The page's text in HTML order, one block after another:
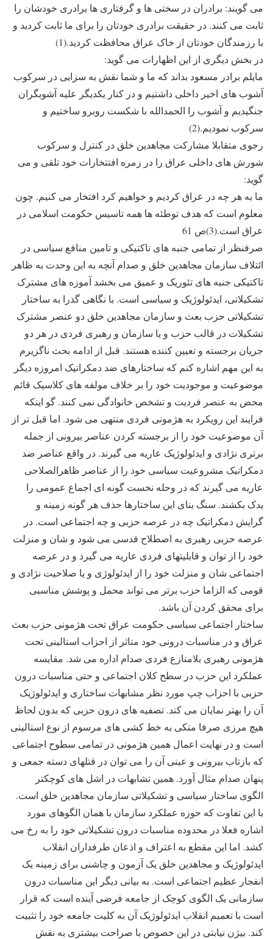
می گویند: برادران در سختی ها و گرفتاری ها برادری خودشان را
ثابت می کنند. در حقیقت برادری خودتان را برای ما ثابت کردید و
با رزمندگان خودتان از خاک عراق محافظت کردید.(1)
در بخش دیگری از این اظهارات می گوید:
مایلم برادر مسعود بداند که ما و شما نقش به سزایی در سرکوب
آشوب های اخیر داخلی داشتیم و در کنار یکدیگر علیه آشوبگران
جنگیدیم و آشوب را الحمدالله با شکست روبرو ساختیم و
سرکوب نمودیم.(2)
رجوی متقابلا مشارکت مجاهدین خلق در کنترل و سرکوب
شورش های داخلی عراق را در زمره افتتخارات خود تلقی و می
گوید:
ما به هر چه در عراق کردیم و خواهیم کرد افتخار می کنیم. چون
معلوم است که هدف توطئه ها همه تاسیس حکومت اسلامی در
عراق است.(3)ص 61
صرفنظر از تمامی جنبه های تاکتیکی و تامین منافع سیاسی در
ائتلاف سازمان مجاهدین خلق و صدام آنچه به این وحدت به ظاهر
تاکتیکی جنبه های تئوریک و عمیق می بخشد آموزه های مشترک
تشکیلاتی، ایدئولوژیک و سیاسی است. با نگاهی گذرا به ساختار
تشکیلاتی حزب بعث و سازمان مجاهدین خلق دو عنصر مشترک
تشکیلات در قالب حزب و یا سازمان و رهبری فردی در هر دو
جریان برجسته و تعیین کننده هستند. قبل از ادامه بحث ناگزیرم
به این مهم اشاره کنم که ساختارهای ضد دمکراتیک امروزه دیگر
موضوعیت و موجودیت خود را بر خلاف مولفه های کلاسیک قائم
محض به عنصر فردیت و تشخص خانوادگی نمی کنند. گو اینکه
فرایند این رویکرد به هژمونی فردی منتهی می شود. اما قبل تر از
آن موضوعیت خود را از برجسته کردن عناصر بیرونی از جمله
برتری نژادی و ایدئولوژیک عاریه می گیرند. در واقع عناصر ضد
دمکراتیک مشروعیت سیاسی خود را از عناصر ظاهرالصلاحی
عاریه می گیرند که در وحله نخست گونه ای اجماع عمومی را
یدک بکشند. سنگ بنای این ساختارها حذف هر گونه زمینه و
گرایش دمکراتیک چه در عرصه حزبی و چه اجتماعی است. در
عرصه حزبی رهبری به اصطلاح قدسی می شود و شان و منزلت
خود را از توان و قابلیتهای فردی عاریه می گیرد و در عرصه
اجتماعی شان و منزلت خود را از ایدئولوژی و یا صلاحیت نژادی و
قومی که الزاما حزب برتر می تواند محمل و پوشش مناسبی
برای محقق کردن آن باشد.
ساختار اجتماعی سیاسی حکومت عراق تحت هژمونی حزب بعث
عراق و در مناسبات درونی خود متاثر از احزاب استالینی تحت
هژمونی رهبری بلامنازع فردی صدام اداره می شد. مقایسه
عملکرد این حزب در سطح کلان اجتماعی و حتی مناسبات درون
حزبی با احزاب چپ مورد نظر مشابهات ساختاری و ایدئولوژیک
آن را بهتر نمایان می کند. تصفیه های درون حزبی که بدون لحاظ
هیچ مرزی صرفا متکی به خط کشی های مرسوم از نوع استالینی
است و در نهایت اعمال همین هژمونی در تمامی سطوح اجتماعی
که بازتاب بیرونی و عینی آن را می توان در قتلهای دسته جمعی و
پنهان صدام مثال آورد. همین تشابهات در اشل های کوچکتر
الگوی ساختار سیاسی و تشکیلاتی سازمان مجاهدین خلق است.
با این تفاوت که حوزه عملکرد سازمان با همان الگوهای مورد
اشاره فعلا در محدوده مناسبات درون تشکیلاتی خود را به رخ می
کشد. اما این مقطع به اعتراف و اذعان طرفداران انقلاب
ایدئولوژیک و مجاهدین خلق یک آزمون و چاشنی برای زمینه یک
انفجار عظیم اجتماعی است. به بیانی دیگر این مناسبات درون
سازمانی یک الگوی کوچک از جامعه فرضی آینده است که قرار
است با تعمیم انقلاب ایدئولوژیک آن به کلیت جامعه خود را تثبیت
کند. بیژن نیابتی در این خصوص با صراحت بیشتری به نقش